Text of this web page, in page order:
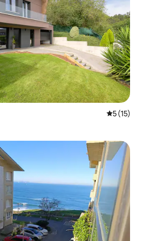
從 15 則
5 (15)